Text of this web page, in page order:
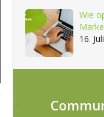
Wie
16. Juli